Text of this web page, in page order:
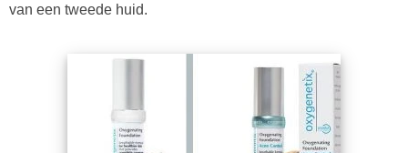
van een tweede huid.